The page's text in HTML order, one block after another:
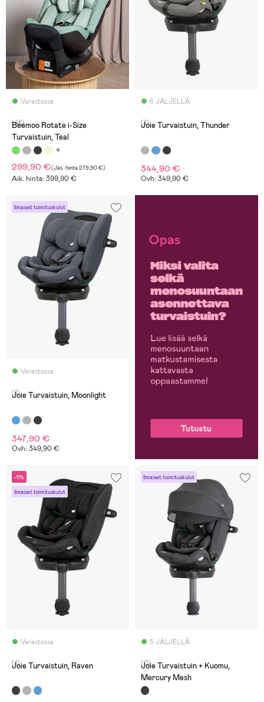
Varastossa
(48)
Beemoo Rotate i-Size
Turvaistuin, Teal
299,90 €(Jäs. hinta279,90 €)
Aik. hinta: 399,90 €
6 JÄLJELLÄ
(1) Joie Turvaistuin, Thunder
344,90 €
Ovh: 349,90 €
Ilmaiset toimituskulut
Varastossa
(1) Joie Turvaistuin, Moonlight
347,90 €
Ovh: 349,90 €
-11%
Ilmaiset toimituskulut
Varastossa
(1) Joie Turvaistuin, Raven
Ilmaiset toimituskulut
5 JÄLJELLÄ
(0)
Joie Turvaistuin + Kuomu,
Mercury Mesh